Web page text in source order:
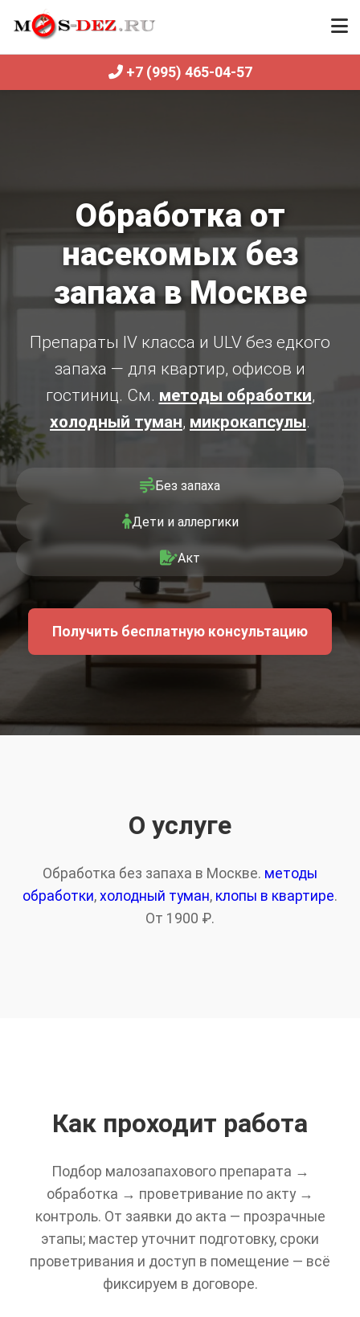
+7 (995) 465-04-57
Обработка от
насекомых без
запаха в Москве
Препараты IV класса и ULV без едкого
запаха — для квартир, офисов и
гостиниц. См. методы обработки,
холодный туман, микрокапсулы.
Без запаха
Дети и аллергики
Акт
Получить бесплатную консультацию
О услуге
Обработка без запаха в Москве. методы
обработки, холодный туман, клопы в квартире.
От 1900 ₽.
Как проходит работа
Подбор малозапахового препарата →
обработка → проветривание по акту →
контроль. От заявки до акта — прозрачные
этапы; мастер уточнит подготовку, сроки
проветривания и доступ в помещение — всё
фиксируем в договоре.